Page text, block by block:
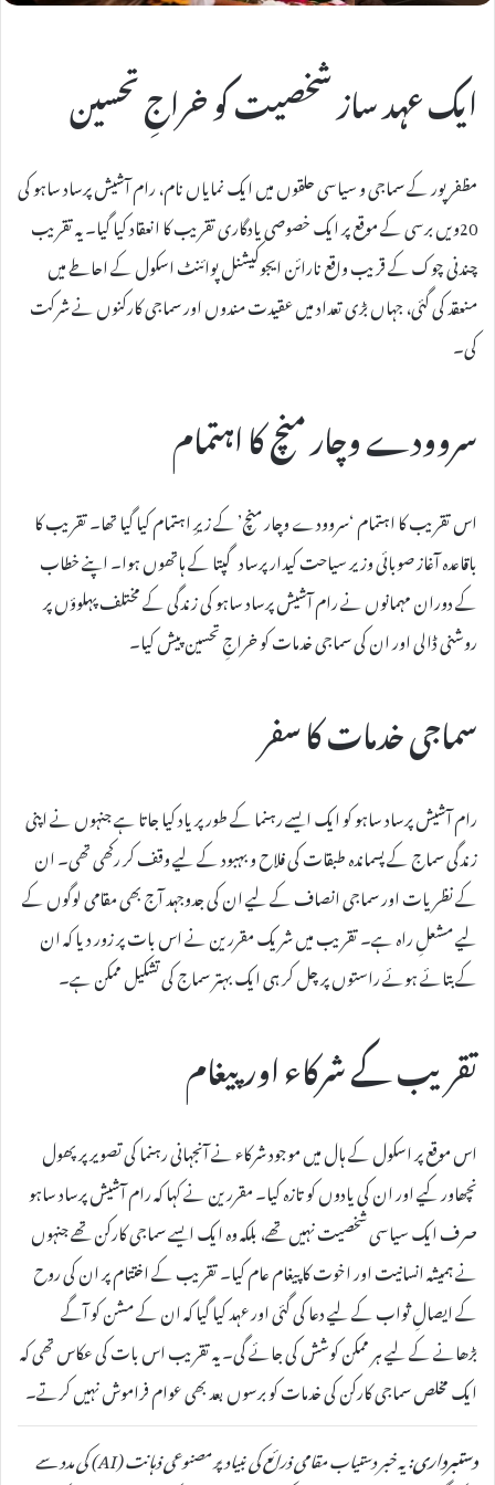
ایک عہد ساز شخصیت کو خراجِ تحسین
مظفر پور کے سماجی و سیاسی حلقوں میں ایک نمایاں نام، رام آشیش پرساد ساہو کی
20ویں برسی کے موقع پر ایک خصوصی یادگاری تقریب کا انعقاد کیا گیا۔ یہ تقریب
چندنی چوک کے قریب واقع نارائن ایجوکیشنل پوائنٹ اسکول کے احاطے میں
منعقد کی گئی، جہاں بڑی تعداد میں عقیدت مندوں اور سماجی کارکنوں نے شرکت
کی۔
سروودے وچار منچ کا اہتمام
اس تقریب کا اہتمام ‘سروودے وچار منچ’ کے زیرِ اہتمام کیا گیا تھا۔ تقریب کا
باقاعدہ آغاز صوبائی وزیر سیاحت کیدار پرساد گپتا کے ہاتھوں ہوا۔ اپنے خطاب
کے دوران مہمانوں نے رام آشیش پرساد ساہو کی زندگی کے مختلف پہلوؤں پر
روشنی ڈالی اور ان کی سماجی خدمات کو خراجِ تحسین پیش کیا۔
سماجی خدمات کا سفر
رام آشیش پرساد ساہو کو ایک ایسے رہنما کے طور پر یاد کیا جاتا ہے جنہوں نے اپنی
زندگی سماج کے پسماندہ طبقات کی فلاح و بہبود کے لیے وقف کر رکھی تھی۔ ان
کے نظریات اور سماجی انصاف کے لیے ان کی جدوجہد آج بھی مقامی لوگوں کے
لیے مشعلِ راہ ہے۔ تقریب میں شریک مقررین نے اس بات پر زور دیا کہ ان
کے بتائے ہوئے راستوں پر چل کر ہی ایک بہتر سماج کی تشکیل ممکن ہے۔
تقریب کے شرکاء اور پیغام
اس موقع پر اسکول کے ہال میں موجود شرکاء نے آنجہانی رہنما کی تصویر پر پھول
نچھاور کیے اور ان کی یادوں کو تازہ کیا۔ مقررین نے کہا کہ رام آشیش پرساد ساہو
صرف ایک سیاسی شخصیت نہیں تھے، بلکہ وہ ایک ایسے سماجی کارکن تھے جنہوں
نے ہمیشہ انسانیت اور اخوت کا پیغام عام کیا۔ تقریب کے اختتام پر ان کی روح
کے ایصالِ ثواب کے لیے دعا کی گئی اور عہد کیا گیا کہ ان کے مشن کو آگے
بڑھانے کے لیے ہر ممکن کوشش کی جائے گی۔ یہ تقریب اس بات کی عکاس تھی کہ
ایک مخلص سماجی کارکن کی خدمات کو برسوں بعد بھی عوام فراموش نہیں کرتے۔
دستبرداری:
یہ خبر دستیاب مقامی ذرائع کی بنیاد پر مصنوعی ذہانت (AI) کی مدد سے